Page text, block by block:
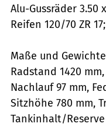
Alu-Gussräder 3.50
Reifen 120/70 ZR
Maße und Gewichte
Radstand 1420
Nachlauf 97 mm,
Sitzhöhe 780 mm,
Tankinhalt/